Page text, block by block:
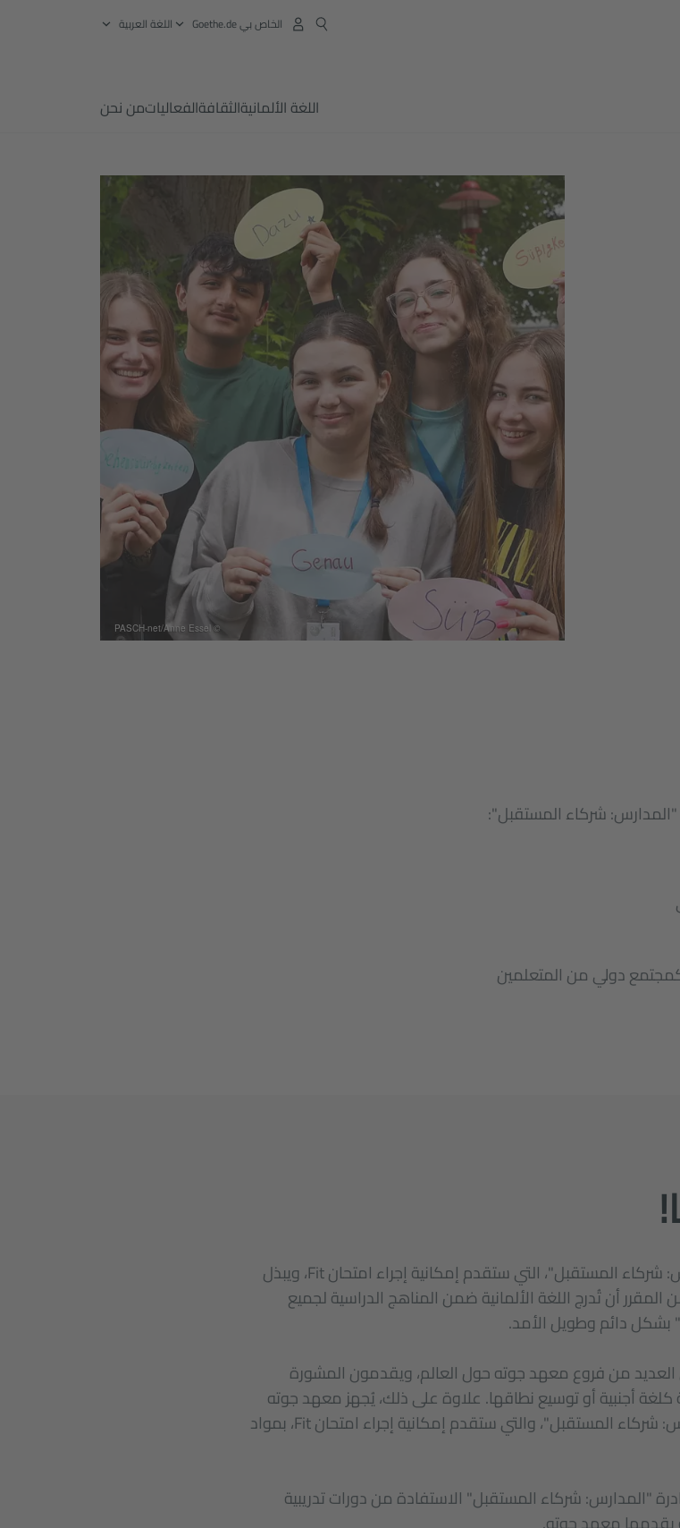
الخاص بي Goethe.de ‏اللغة العربية
اللغة الألمانيةالثقافةالفعالياتمن نحن
© PASCH-net/Anne Essel
"المدارس: شركاء المستقبل":
دولي من المتعلمين
يعمل معهد جوته من خلال مبادرة "المدارس: شركاء المستقبل"، التي ستقدم إمكانية إجراء امتحان Fit، ويبذل
المقرر أن تُدرج اللغة الألمانية ضمن المناهج الدراسية لجميع
دائم وطويل الأمد.
العديد من فروع معهد جوته حول العالم، ويقدمون المشورة
كلغة أجنبية أو توسيع نطاقها. علاوة على ذلك، يُجهز معهد جوته
المدارس التي يدعمها ضمن مبادرة "المدارس: شركاء المستقبل"، والتي ستقدم إمكانية إجراء امتحان Fit، بمواد
"المدارس: شركاء المستقبل" الاستفادة من دورات تدريبية